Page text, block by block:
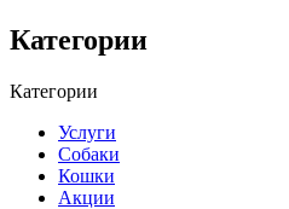
Категории
Категории
Услуги
Собаки
Кошки
Акции